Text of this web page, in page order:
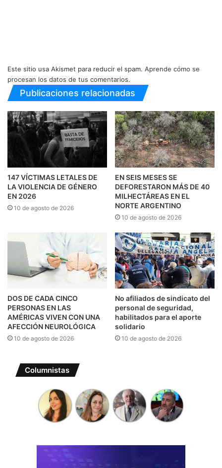
Este sitio usa Akismet para reducir el spam. Aprende cómo se
procesan los datos de tus comentarios.
Publicaciones relacionadas
147 VÍCTIMAS LETALES DE
LA VIOLENCIA DE GÉNERO
EN 2026
10 de agosto de 2026
EN SEIS MESES SE
DEFORESTARON MÁS DE 40
MILHECTÁREAS EN EL
NORTE ARGENTINO
10 de agosto de 2026
DOS DE CADA CINCO
PERSONAS EN LAS
AMÉRICAS VIVEN CON UNA
AFECCIÓN NEUROLÓGICA
10 de agosto de 2026
No afiliados de sindicato del
personal de seguridad,
habilitados para el aporte
solidario
10 de agosto de 2026
Columnistas